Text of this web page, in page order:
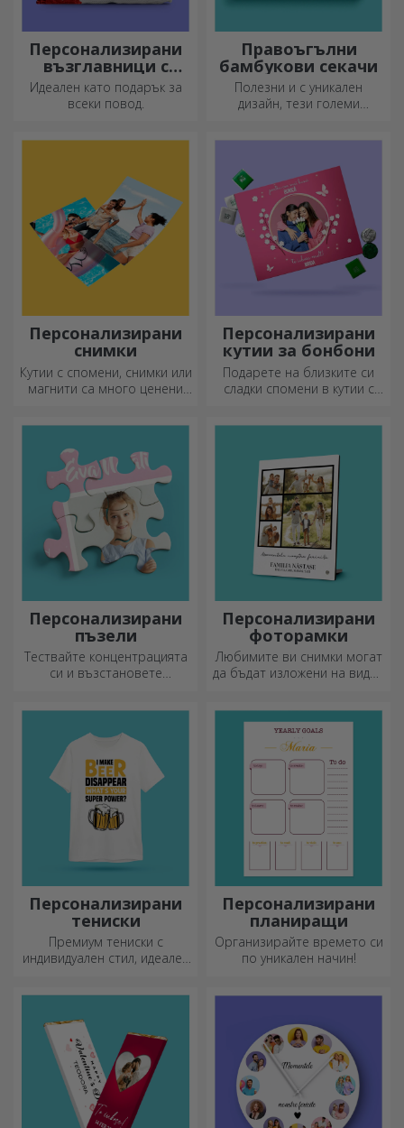
Персонализирани
възглавници с
пайети
Идеален като подарък за
всеки повод.
Правоъгълни
бамбукови секачи
Полезни и с уникален
дизайн, тези големи
приготвени в кухнята.
Персонализирани
снимки
Кутии с спомени, снимки или
магнити са много ценени
подаръци.
Персонализирани
кутии за бонбони
Подарете на близките си
сладки спомени в кутии с
Персонализирани
пъзели
Тествайте концентрацията
си и възстановете
Персонализирани
фоторамки
Любимите ви снимки могат
да бъдат изложени на видно
фоторамки!
Персонализирани
тениски
Премиум тениски с
индивидуален стил, идеален
модели, изберете
подходящия!
Персонализирани
планиращи
Организирайте времето си
по уникален начин!